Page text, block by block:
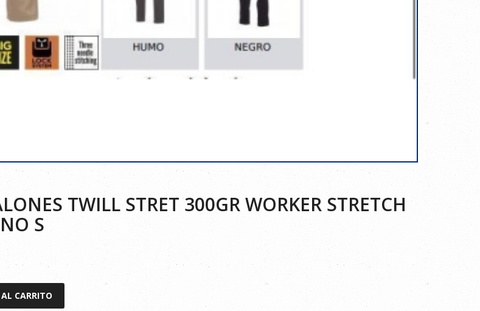
TWILL STRET 300GR WORKER STRETCH
S
CARRITO